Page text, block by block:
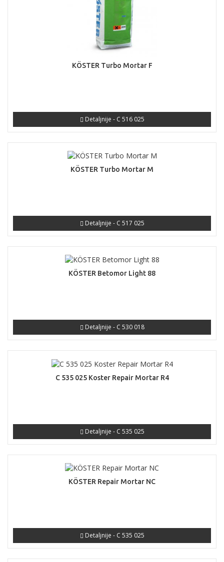
KÖSTER Turbo Mortar F
Detaljnije - C 516 025
KÖSTER Turbo Mortar M
Detaljnije - C 517 025
KÖSTER Betomor Light 88
Detaljnije - C 530 018
C 535 025 Koster Repair Mortar R4
Detaljnije - C 535 025
KÖSTER Repair Mortar NC
Detaljnije - C 535 025